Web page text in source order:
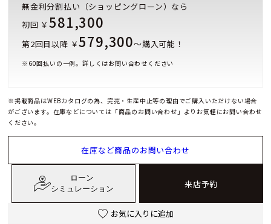
無金利分割払い（ショッピングローン）なら
初回 ￥581,300
第2回目以降 ￥579,300～購入可能！
※ 60回払いの一例。詳しくはお問い合わせください
※掲載商品はWEBカタログの為、完売・生産中止等の理由でご購入いただけない場合
がございます。在庫などについては「商品のお問い合わせ」よりお気軽にお問い合わせ
ください。
在庫など商品のお問い合わせ
ローン
シミュレーション
来店予約
お気に入りに追加